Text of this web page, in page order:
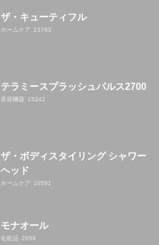
ザ・キューティフル
ホームケア 15763
テラミースプラッシュパルス2700
美容機器 15242
ザ・ボディスタイリング シャワー
ヘッド
ホームケア 10591
モナオール
化粧品 2659